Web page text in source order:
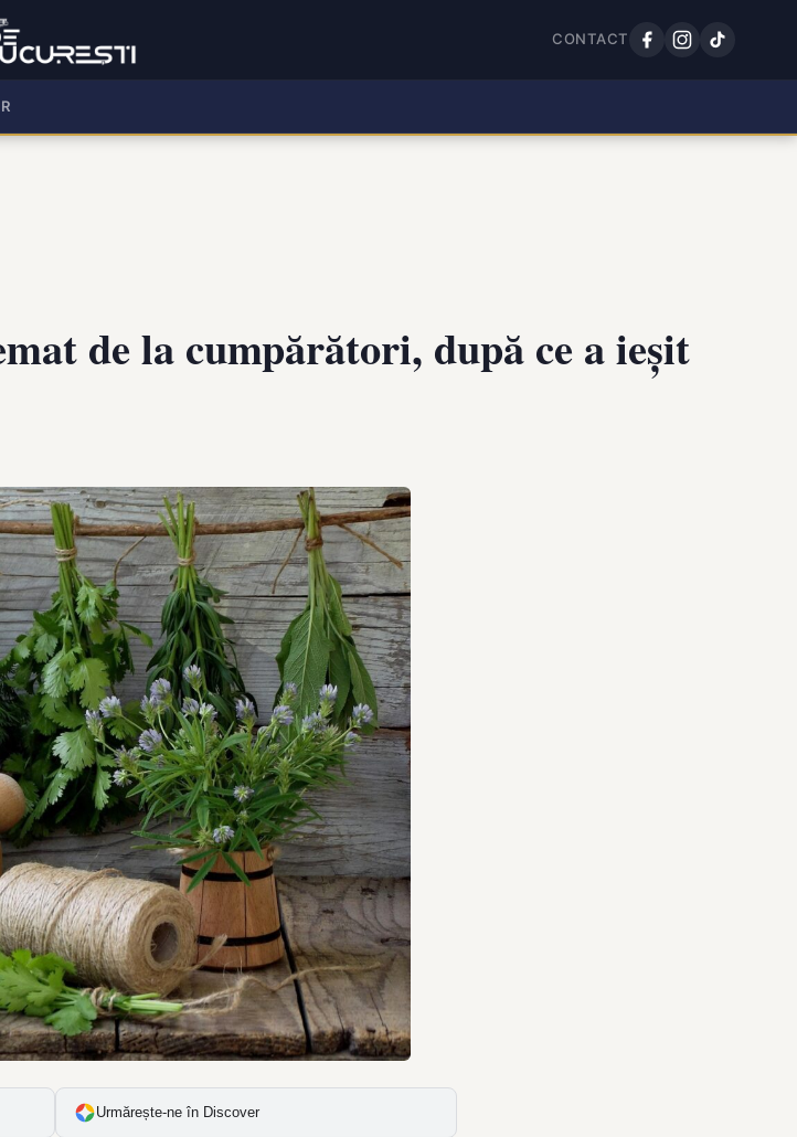
CONTACT
de la cumpărători, după ce a ieșit
Urmărește-ne în Discover